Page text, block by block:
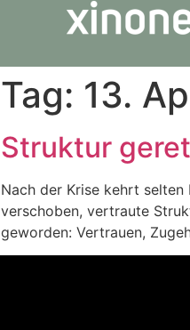
Tag: 13.
Struktur
Nach der Krise kehrt
verschoben, vertraute
geworden: Vertrauen,